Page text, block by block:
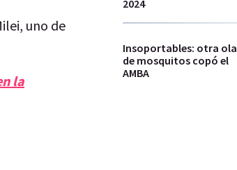
uno de
la
2024
Insoportables: otra ola
de mosquitos copó el
AMBA